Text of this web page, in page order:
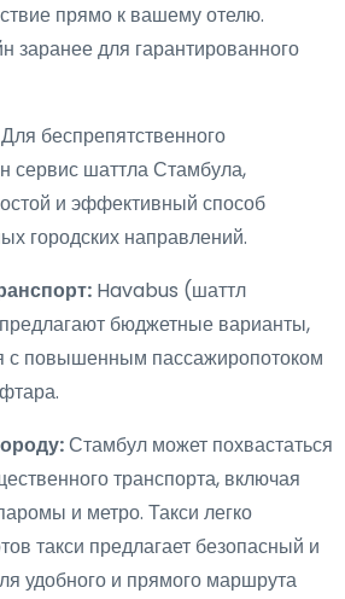
прямо к вашему отелю.
заранее для гарантированного
Для беспрепятственного
сервис шаттла Стамбула,
и эффективный способ
городских направлений.
Havabus (шаттл
бюджетные варианты,
с повышенным пассажиропотоком
Стамбул может похвастаться
транспорта, включая
и метро. Такси легко
такси предлагает безопасный и
удобного и прямого маршрута